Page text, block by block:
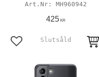
MH960942
425KR
Lägg till i favoriter